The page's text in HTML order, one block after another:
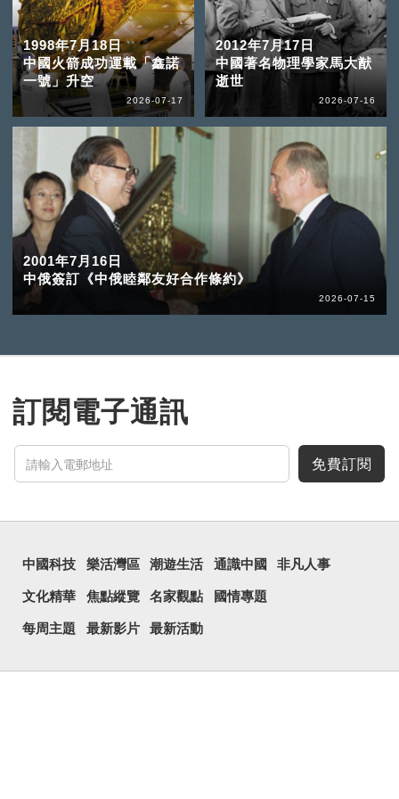
1998年7月18日
中國火箭成功運載「鑫諾
一號」升空
2026-07-17
2012年7月17日
中國著名物理學家馬大猷
逝世
2026-07-16
2001年7月16日
中俄簽訂《中俄睦鄰友好合作條約》
2026-07-15
訂閱電子通訊
免費訂閱
中國科技 樂活灣區 潮遊生活 通識中國 非凡人事
文化精華 焦點縱覽 名家觀點 國情專題
每周主題 最新影片 最新活動